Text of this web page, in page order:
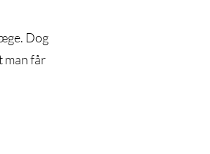
Dog
man får